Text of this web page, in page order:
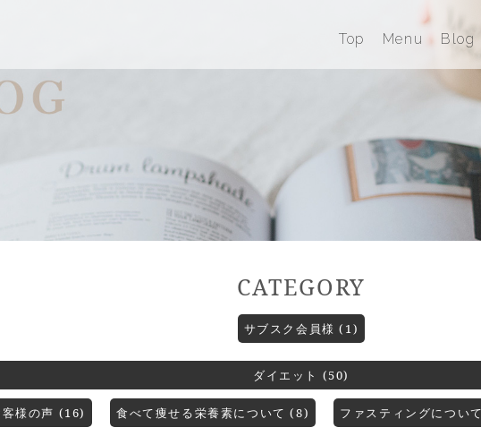
Top Menu Blog
CATEGORY
サブスク会員様 (1)
ダイエット (50)
様の声 (16) 食べて痩せる栄養素について (8) ファスティングについ